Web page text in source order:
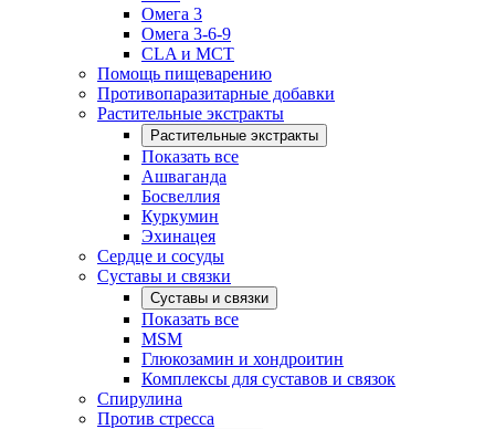
Омега 3
Омега 3-6-9
CLA и MCT
Помощь пищеварению
Противопаразитарные добавки
Растительные экстракты
Растительные экстракты
Показать все
Ашваганда
Босвеллия
Куркумин
Эхинацея
Сердце и сосуды
Суставы и связки
Суставы и связки
Показать все
MSM
Глюкозамин и хондроитин
Комплексы для суставов и связок
Спирулина
Против стресса